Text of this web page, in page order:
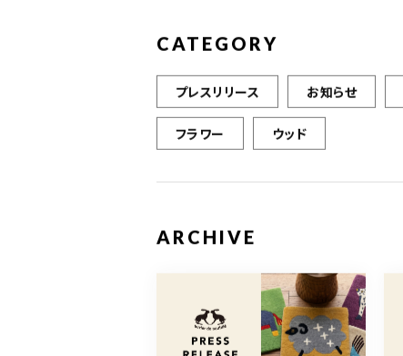
CATEGORY
プレスリリース お知らせ
フラワー ウッド
ARCHIVE